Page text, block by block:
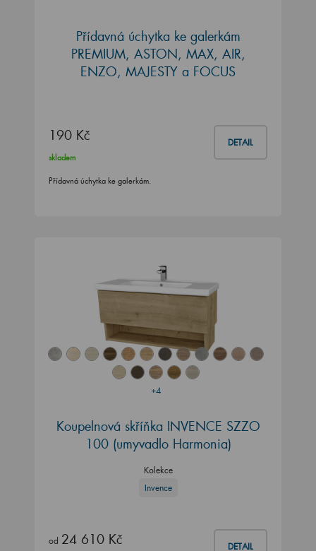
Přídavná úchytka ke galerkám
PREMIUM, ASTON, MAX, AIR,
ENZO, MAJESTY a FOCUS
190 Kč DETAIL
skladem
Přídavná úchytka ke galerkám.
+4
Koupelnová skříňka INVENCE SZZO
100 (umyvadlo Harmonia)
Kolekce
Invence
od 24 610 Kč DETAIL